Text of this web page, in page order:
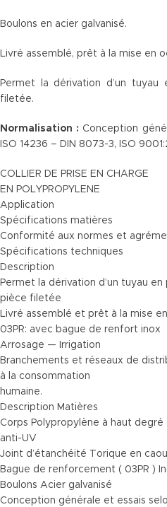
Boulons en acier galvanisé.
Livré assemblé, prêt à la mise en
Permet la dérivation d’un tuyau
filetée.
Normalisation : Conception
ISO 14236 – DIN 8073-3, ISO
COLLIER DE PRISE EN CHARGE
EN POLYPROPYLENE
Application
Spécifications matières
Conformité aux normes et
Spécifications techniques
Description
Permet la dérivation d’un tuyau
pièce filetée
Livré assemblé et prêt à la mise
03PR: avec bague de renfort inox
Arrosage — Irrigation
Branchements et réseaux de
à la consommation
humaine.
Description Matières
Corps Polypropylène à haut
anti-UV
Joint d’étanchéité Torique en
Bague de renforcement ( 03PR )
Boulons Acier galvanisé
Conception générale et essais